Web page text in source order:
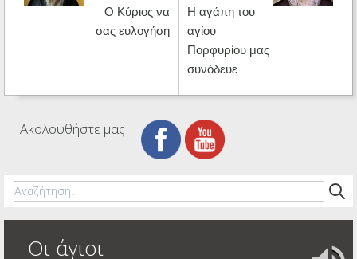
Ο Κύριος να
σας ευλογήση
Η αγάπη του
αγίου
Πορφυρίου μας
συνόδευε
Ακολουθήστε μας
Οι άγιοι